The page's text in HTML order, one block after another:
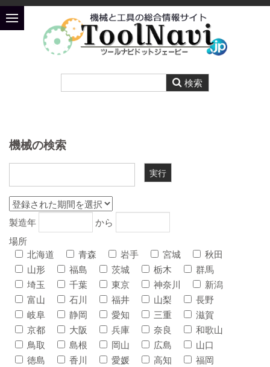
機械の検索
製造年
から
場所
北海道
青森 岩手 宮城
秋田
山形
福島 茨城 栃木
群馬
埼玉
千葉 東京 神奈川
新潟
富山
石川 福井 山梨
長野
岐阜
静岡 愛知 三重
滋賀
京都
大阪 兵庫 奈良
和歌山
鳥取
島根 岡山 広島
山口
徳島
香川 愛媛 高知
福岡